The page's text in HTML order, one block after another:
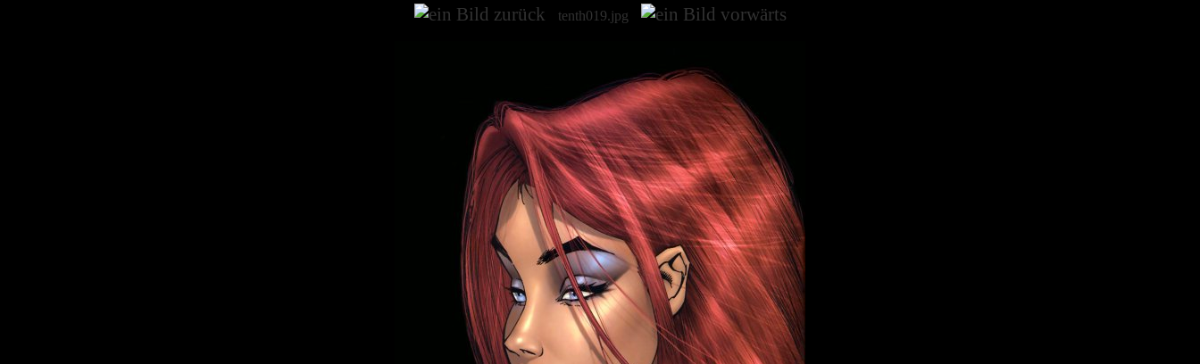
tenth019.jpg